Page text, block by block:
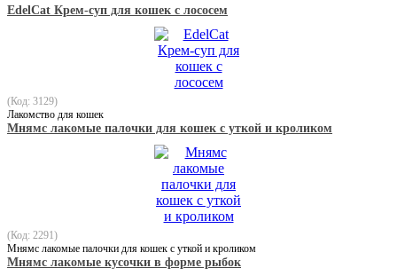
EdelCat Крем-суп для кошек с лососем
(Код: 3129)
Лакомство для кошек
Мнямс лакомые палочки для кошек с уткой и кроликом
(Код: 2291)
Мнямс лакомые палочки для кошек с уткой и кроликом
Мнямс лакомые кусочки в форме рыбок